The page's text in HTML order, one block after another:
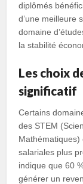
diplômés
d’une meilleure
domaine
la stabilité
Les choix
significatif
Certains
des STEM
salariales plus
indique que 60
générer un